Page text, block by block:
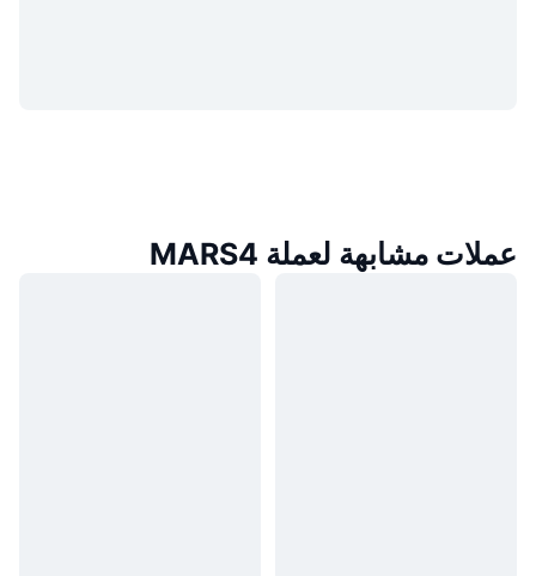
عملات مشابهة لعملة MARS4